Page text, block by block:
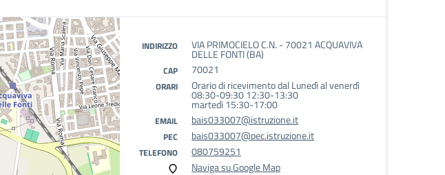
INDIRIZZO VIA PRIMOCIELO C.N. - 70021 ACQUAVIVA
DELLE FONTI (BA)
CAP 70021
ORARI Orario di ricevimento dal Lunedì al venerdì
08:30-09:30 12:30-13:30
martedì 15:30-17:00
EMAIL bais033007@istruzione.it
PEC bais033007@pec.istruzione.it
TELEFONO
080759251
Naviga su Google Map